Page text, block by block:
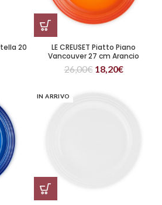
20
LE CREUSET Piatto Piano
Vancouver 27 cm Arancio
26,00€ 18,20€
IN ARRIVO